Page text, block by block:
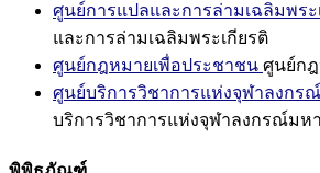
ศูนย์การแปลและการล่ามเฉลิมพระ
และการล่ามเฉลิมพระเกียรติ
ศูนย์กฎหมายเพื่อประชาชน ศูนย์ก
ศูนย์บริการวิชาการแห่งจุฬาลงกร
บริการวิชาการแห่งจุฬาลงกรณ์มห